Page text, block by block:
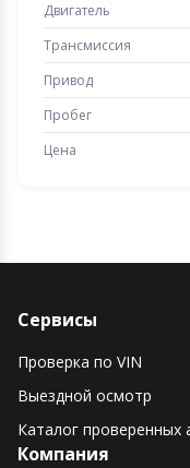
Двигатель
Трансмиссия
Привод
Пробег
Цена
Сервисы
Проверка по VIN
Выездной осмотр
Каталог проверенных
Компания